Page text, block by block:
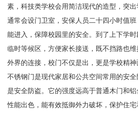
素，科技类学校会用简洁现代的造型，突
通常会设门卫室，安保人员二十四小时值
能进入，保障校园里的安全。到了上下学
临时等候区，方便家长接送，既不挡路也
外界的连接，校门不仅是出，更是学校精神
不锈钢门是现代家居和公共空间常用的安
是安全防盗。它的强度远高于普通木门和
性能出色，能有效抵御外力破坏，保护住